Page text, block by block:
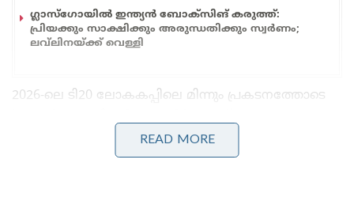
ഗ്ലാസ്‌ഗോയിൽ ഇന്ത്യൻ ബോക്സിങ് കരുത്ത്:
പ്രിയക്കും സാക്ഷിക്കും അരുന്ധതിക്കും സ്വർണം;
ലവ്‌ലിനയ്ക്ക് വെള്ളി
2026-ലെ ടി20 ലോകകപ്പിലെ മിന്നും പ്രകടനത്തോടെ
സ്വന്തമാക്കിയ സഞ്ജു സാംസൺ, അടുത്ത രണ്ട് മൂന്ന്
വർഷത്തിനുള്ളിൽ ഇന്ത്യൻ ടി20 ടീമിന്റെ
READ MORE